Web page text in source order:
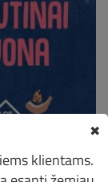
klientams.
✖